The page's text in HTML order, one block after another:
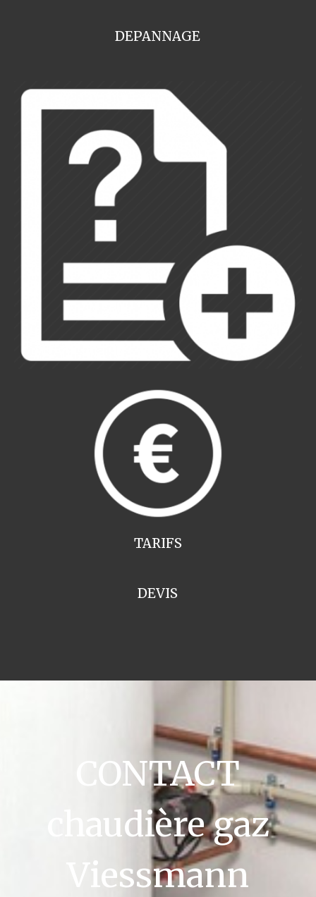
DEPANNAGE
TARIFS
DEVIS
CONTACT
chaudière gaz
Viessmann